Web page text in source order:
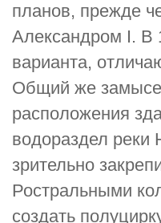
планов, прежде
Александром I. В
варианта,
Общий же
расположения
водораздел реки
зрительно
Ростральными
создать